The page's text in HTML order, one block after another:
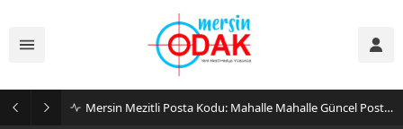
Mersin Mezitli Posta Kodu: Mahalle Mahalle Güncel Posta Kodu Rehberi